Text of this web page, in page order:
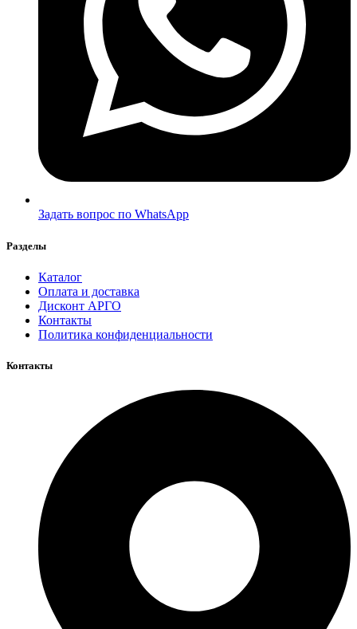
Задать вопрос по WhatsApp
Разделы
Каталог
Оплата и доставка
Дисконт АРГО
Контакты
Политика конфиденциальности
Контакты